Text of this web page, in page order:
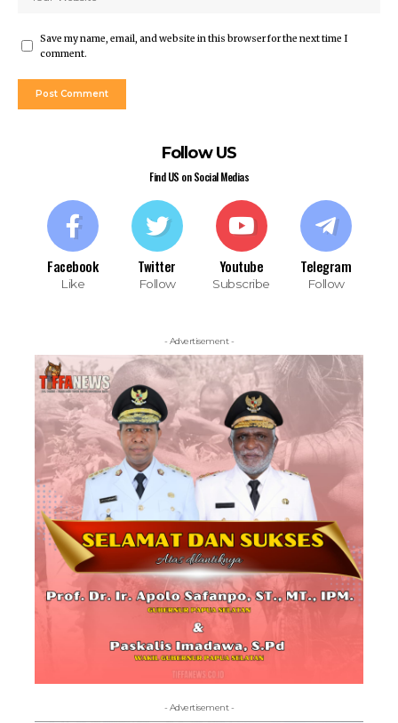
Save my name, email, and website in this browser for the next time I
comment.
Follow US
Find US on Social Medias
Facebook
Like
Twitter
Follow
Youtube
Subscribe
Telegram
Follow
- Advertisement -
- Advertisement -